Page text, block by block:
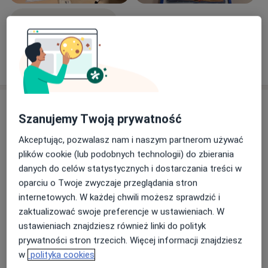
400 zł Szczegóły Umów wizytę
Antykoncepcja
400 zł Szczegóły Umów wizytę
Badania ginekologiczne
400 zł Szczegóły Umów wizytę
Szanujemy Twoją prywatność
Akceptując, pozwalasz nam i naszym partnerom używać
plików cookie (lub podobnych technologii) do zbierania
danych do celów statystycznych i dostarczania treści w
oparciu o Twoje zwyczaje przeglądania stron
internetowych. W każdej chwili możesz sprawdzić i
zaktualizować swoje preferencje w ustawieniach. W
ustawieniach znajdziesz również linki do polityk
prywatności stron trzecich. Więcej informacji znajdziesz
w polityka cookies